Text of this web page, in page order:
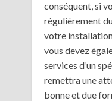
conséquent, si
régulièrement
votre
vous devez
services d’un
remettra une
bonne et due